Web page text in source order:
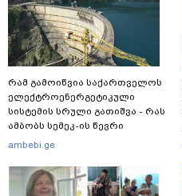
რამ გამოიწვია საქართველოს
ელექტროენერგეტიკული
სისტემის სრული გათიშვა - რას
ამბობს სემეკ-ის წევრი
ambebi.ge